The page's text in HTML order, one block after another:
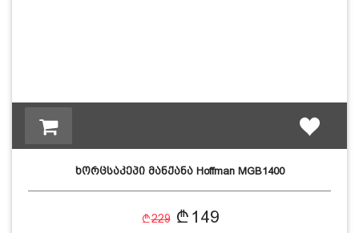
ხორცსაკეპი მანქანა Hoffman MGB1400
229 149